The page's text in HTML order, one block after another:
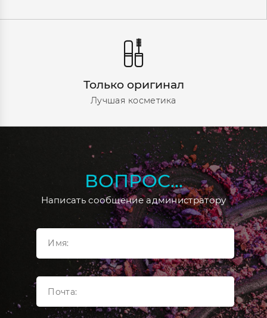
Только оригинал
Лучшая косметика
ВОПРОС...
Написать сообщение администратору